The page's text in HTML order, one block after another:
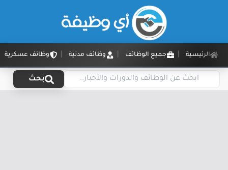
الرئيسية جميع الوظائف وظائف مدنية وظائف عسكرية
بحث